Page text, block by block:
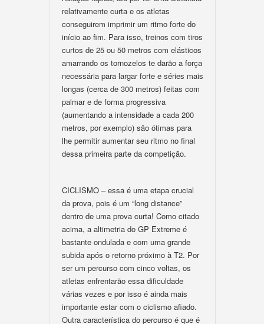
relativamente curta e os atletas
conseguirem imprimir um ritmo forte do
início ao fim. Para isso, treinos com tiros
curtos de 25 ou 50 metros com elásticos
amarrando os tornozelos te darão a força
necessária para largar forte e séries mais
longas (cerca de 300 metros) feitas com
palmar e de forma progressiva
(aumentando a intensidade a cada 200
metros, por exemplo) são ótimas para
lhe permitir aumentar seu ritmo no final
dessa primeira parte da competição.
CICLISMO – essa é uma etapa crucial
da prova, pois é um “long distance”
dentro de uma prova curta! Como citado
acima, a altimetria do GP Extreme é
bastante ondulada e com uma grande
subida após o retorno próximo à T2. Por
ser um percurso com cinco voltas, os
atletas enfrentarão essa dificuldade
várias vezes e por isso é ainda mais
importante estar com o ciclismo afiado.
Outra característica do percurso é que é